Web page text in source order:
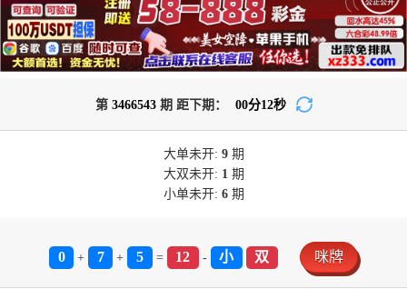
第 3466543期 距下期： 00分12秒
大单未开: 9期
大双未开: 1期
小单未开: 6期
0 + 7 + 5 = 12 - 小 双 咪牌